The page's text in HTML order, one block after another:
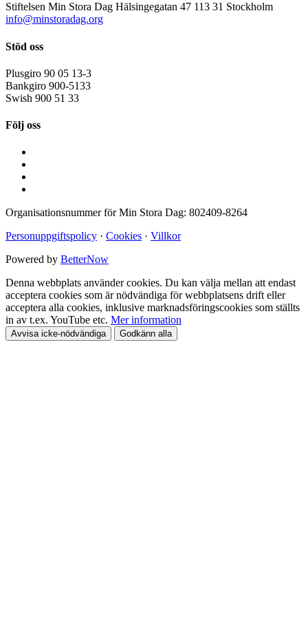
Stiftelsen Min Stora Dag Hälsingegatan 47 113 31 Stockholm
info@minstoradag.org
Stöd oss
Plusgiro 90 05 13-3
Bankgiro 900-5133
Swish 900 51 33
Följ oss
Organisationsnummer för Min Stora Dag: 802409-8264
Personuppgiftspolicy · Cookies · Villkor
Powered by BetterNow
Denna webbplats använder cookies. Du kan välja mellan att endast
acceptera cookies som är nödvändiga för webbplatsens drift eller
acceptera alla cookies, inklusive marknadsföringscookies som ställts
in av t.ex. YouTube etc. Mer information
Avvisa icke-nödvändiga Godkänn alla